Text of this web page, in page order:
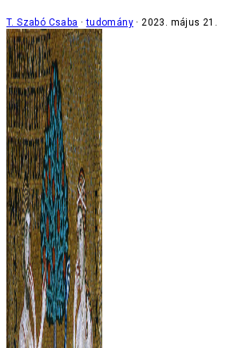
T. Szabó Csaba tudomány 2023. május 21.